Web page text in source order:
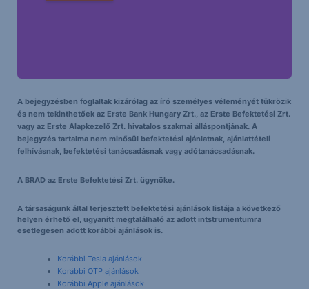
A bejegyzésben foglaltak kizárólag az író személyes véleményét tükrözik
és nem tekinthetőek az Erste Bank Hungary Zrt., az Erste Befektetési Zrt.
vagy az Erste Alapkezelő Zrt. hivatalos szakmai álláspontjának. A
bejegyzés tartalma nem minősül befektetési ajánlatnak, ajánlattételi
felhívásnak, befektetési tanácsadásnak vagy adótanácsadásnak.
A BRAD az Erste Befektetési Zrt. ügynöke.
A társaságunk által terjesztett befektetési ajánlások listája a következő
helyen érhető el, ugyanitt megtalálható az adott intstrumentumra
esetlegesen adott korábbi ajánlások is.
Korábbi Tesla ajánlások
Korábbi OTP ajánlások
Korábbi Apple ajánlások